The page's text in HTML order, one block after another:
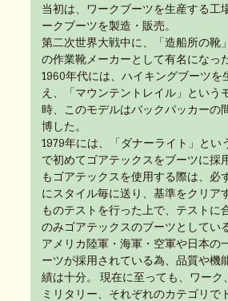
当初は、ワークブーツを生産する工
ークブーツを製造・販売。
第二次世界大戦中に、「造船所の靴
の作業靴メーカーとして有名になっ
1960年代には、ハイキングブーツを
え、「マウンテントレイル」という
時、このモデルはバックパッカーの
博した。
1979年には、「ダナーライト」とい
で初めてゴアテックスをブーツに採
もゴアテックスを使用する際は、必
にスタイル毎に送り、基準をクリア
ものテストを行った上で、テストに
のみゴアテックスのブーツとしてい
アメリカ陸軍・海軍・空軍や日本の
ーツが採用されている為、品質や機
績は十分。 現在に至っても、ワーク
ミリタリー、それぞれのカテゴリで